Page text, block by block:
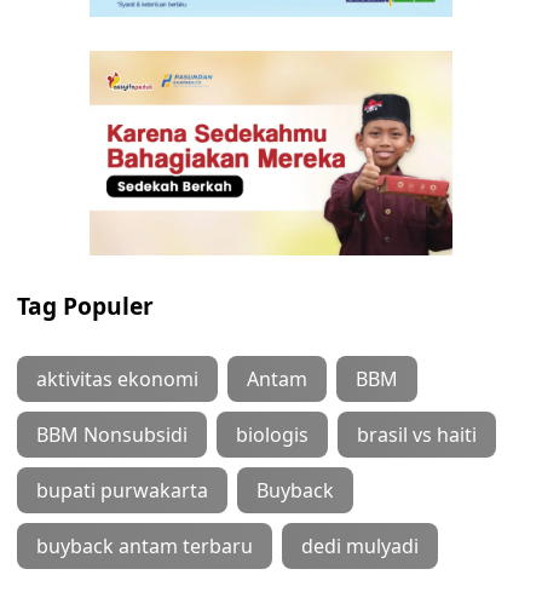
Tag Populer
aktivitas ekonomi Antam BBM
BBM Nonsubsidi biologis brasil vs haiti
bupati purwakarta Buyback
buyback antam terbaru dedi mulyadi